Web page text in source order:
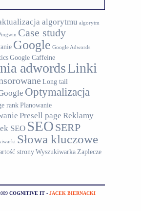
algorytmu algorytm
Case study
Google Google Adwords
Google Caffeine
adwordsLinki
Long tail
Optymalizacja
rankPlanowanie
Presell page Reklamy
SEO SEO SERP
Słowa kluczowe
stronyWyszukiwarka Zaplecze
COGNITIVE IT - JACEK BIERNACKI